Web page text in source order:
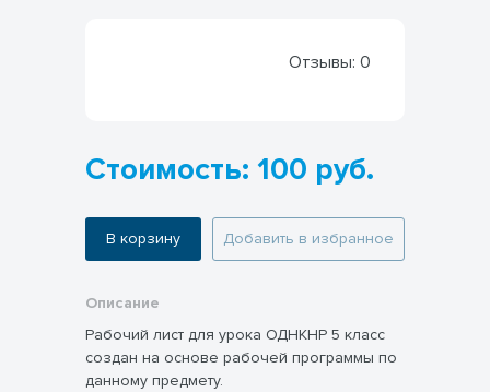
Отзывы: 0
Стоимость: 100 руб.
В корзину Добавить в избранное
Описание
Рабочий лист для урока ОДНКНР 5 класс
создан на основе рабочей программы по
данному предмету.